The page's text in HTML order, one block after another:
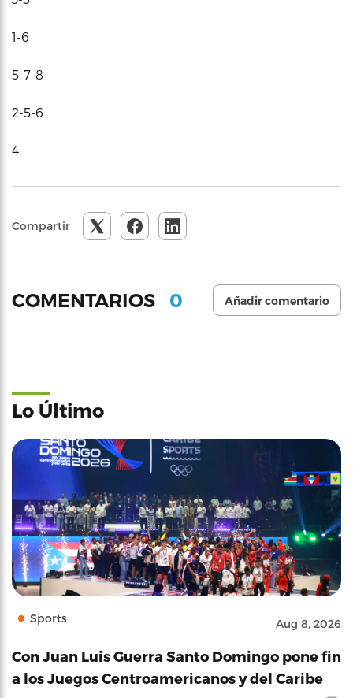
1-6
5-7-8
2-5-6
4
Compartir
COMENTARIOS 0 Añadir comentario
Lo Último
Sports Aug 8, 2026
Con Juan Luis Guerra Santo Domingo pone fin
a los Juegos Centroamericanos y del Caribe